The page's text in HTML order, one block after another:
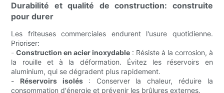
Durabilité et qualité de construction: construite
pour durer
Les friteuses commerciales endurent l'usure quotidienne.
Prioriser:
-Construction en acier inoxydable : Résiste à la corrosion, à
la rouille et à la déformation. Évitez les réservoirs en
aluminium, qui se dégradent plus rapidement.
- Réservoirs isolés : Conserver la chaleur, réduire la
consommation d'énergie et prévenir les brûlures externes.